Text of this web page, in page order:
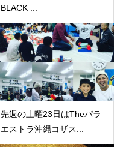
BLACK ...
先週の土曜23日はTheパラ
エストラ沖縄コザス...